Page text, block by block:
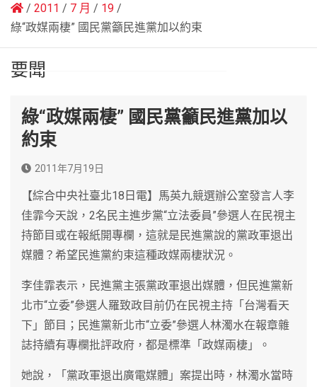
2011 7 月
19
綠“政媒兩棲” 國民黨籲民進黨加以約束
要聞
綠“政媒兩棲” 國民黨籲民進黨加以
約束
2011年7月19日
【綜合中央社臺北18日電】馬英九競選辦公室發言人李
佳霏今天說，2名民主進步黨“立法委員”參選人在民視主
持節目或在報紙開專欄，這就是民進黨說的黨政軍退出
媒體？希望民進黨約束這種政媒兩棲狀況。
李佳霏表示，民進黨主張黨政軍退出媒體，但民進黨新
北市“立委”參選人羅致政目前仍在民視主持「台灣看天
下」節目；民進黨新北市“立委”參選人林濁水在報章雜
誌持續有專欄批評政府，都是標準「政媒兩棲」。
她說，「黨政軍退出廣電媒體」案提出時，林濁水當時